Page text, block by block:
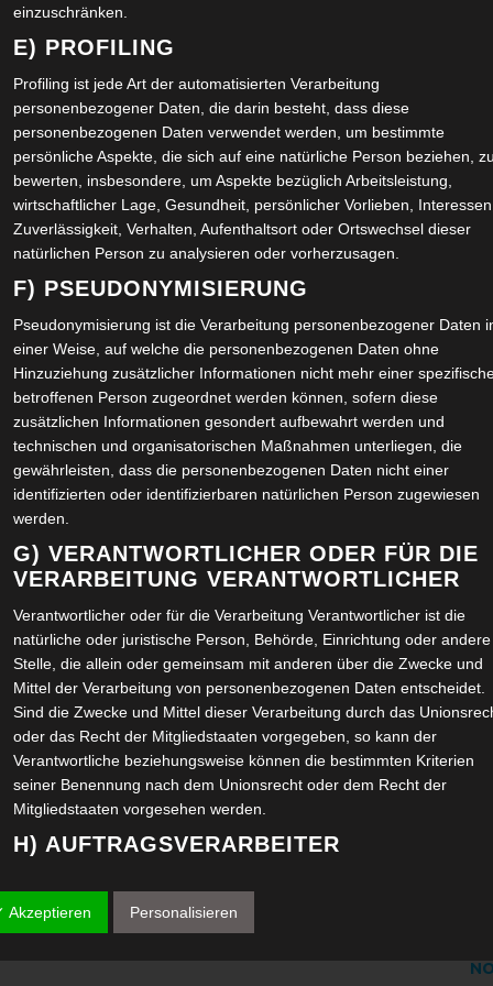
einzuschränken.
E) PROFILING
Profiling ist jede Art der automatisierten Verarbeitung
personenbezogener Daten, die darin besteht, dass diese
personenbezogenen Daten verwendet werden, um bestimmte
persönliche Aspekte, die sich auf eine natürliche Person beziehen, zu
bewerten, insbesondere, um Aspekte bezüglich Arbeitsleistung,
wirtschaftlicher Lage, Gesundheit, persönlicher Vorlieben, Interessen,
Zuverlässigkeit, Verhalten, Aufenthaltsort oder Ortswechsel dieser
natürlichen Person zu analysieren oder vorherzusagen.
F) PSEUDONYMISIERUNG
Pseudonymisierung ist die Verarbeitung personenbezogener Daten
einer Weise, auf welche die personenbezogenen Daten ohne
Hinzuziehung zusätzlicher Informationen nicht mehr einer
betroffenen Person zugeordnet werden können, sofern diese
zusätzlichen Informationen gesondert aufbewahrt werden und
technischen und organisatorischen Maßnahmen unterliegen, die
gewährleisten, dass die personenbezogenen Daten nicht einer
identifizierten oder identifizierbaren natürlichen Person zugewiesen
werden.
G) VERANTWORTLICHER ODER FÜR DIE
VERARBEITUNG VERANTWORTLICHER
Verantwortlicher oder für die Verarbeitung Verantwortlicher ist die
natürliche oder juristische Person, Behörde, Einrichtung oder andere
Stelle, die allein oder gemeinsam mit anderen über die Zwecke und
Mittel der Verarbeitung von personenbezogenen Daten entscheidet.
Sind die Zwecke und Mittel dieser Verarbeitung durch das
oder das Recht der Mitgliedstaaten vorgegeben, so kann der
Verantwortliche beziehungsweise können die bestimmten Kriterien
seiner Benennung nach dem Unionsrecht oder dem Recht der
Mitgliedstaaten vorgesehen werden.
H) AUFTRAGSVERARBEITER
Einrichtung oder andere Stelle, die personenbezogene Daten im
Akzeptieren Personalisieren